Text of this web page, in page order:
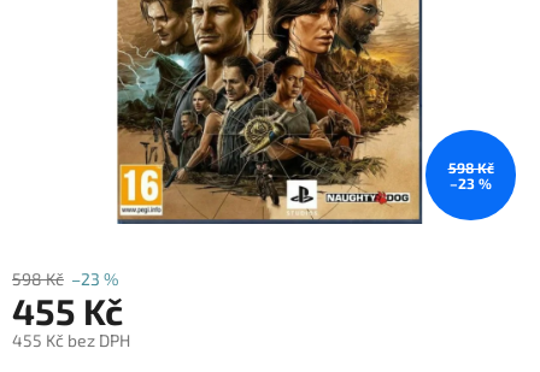
598 Kč
–23 %
598 Kč –23 %
455 Kč
455 Kč bez DPH